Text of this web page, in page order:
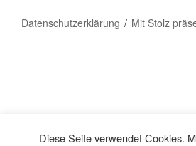
Datenschutzerklärung Mit Stolz
Diese Seite verwendet Cookies.